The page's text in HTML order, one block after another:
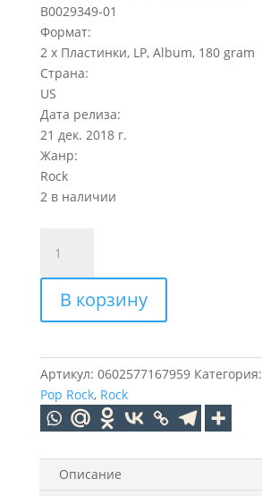
B0029349-01
Формат:
2 x Пластинки, LP, Album, 180 gram
Страна:
US
Дата релиза:
21 дек. 2018 г.
Жанр:
Rock
2 в наличии
товара
IMAGINE
DRAGONS
ORIGINS
В корзину
Артикул: 0602577167959 Категория:
Pop Rock, Rock
Описание